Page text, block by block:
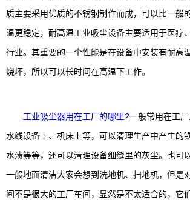
质主要采用优质的不锈钢制作而成，可以比一般
温更稳定，耐高温工业吸尘设备主要适用于医疗
行业。其重要的一个性能是在设备中安装有耐高
烧坏，所以可以长时间在高温下工作。
工业吸尘器用在工厂的哪里?一般常用在工
水线设备上、机床上等，可以清理生产中产生的
水渍等等，还可以清理设备细缝里的灰尘。也可
一般地面清洁大家会想到洗地机、扫地机，但是
间不是很大的工厂车间，显然是不太适合的，它